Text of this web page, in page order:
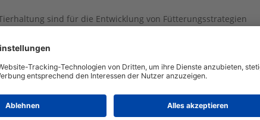
sind für die Entwicklung von Fütterungsstrategien
die Tiere die richtigen Nährstoffe in der richtigen Menge
zu erbringen. Sie berücksichtigen dabei Faktoren wie Alter,
der Tiere.
Tierzüchtern zusammen, um die Zuchtprogramme zu
voranzutreiben. Sie führen Analysen und Bewertungen
zu optimieren und die genetische Vielfalt und Produktivität